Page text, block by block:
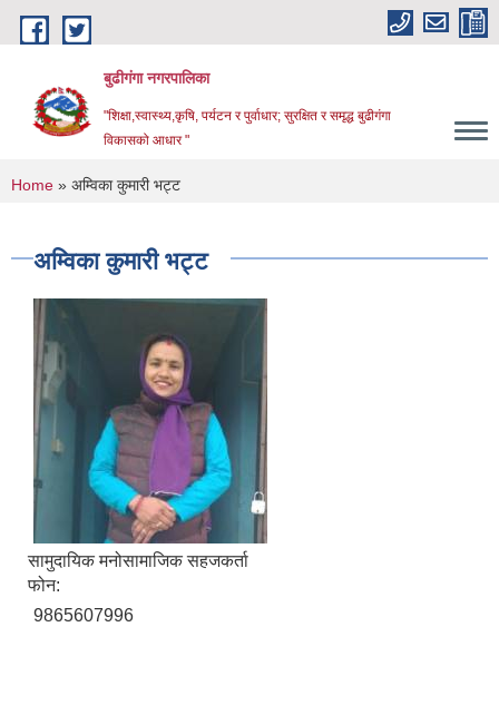
Skip to main content
बुढीगंगा नगरपालिका
"शिक्षा,स्वास्थ्य,कृषि, पर्यटन र पुर्वाधार; सुरक्षित र समृद्ध बुढीगंगा
विकासको आधार "
You are here
Home » अम्विका कुमारी भट्ट
अम्विका कुमारी भट्ट
सामुदायिक मनोसामाजिक सहजकर्ता
फोन:
9865607996